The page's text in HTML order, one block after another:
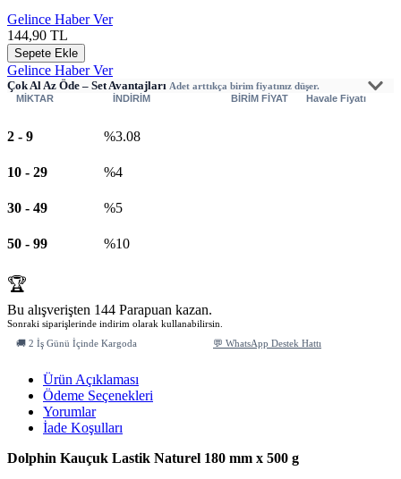
Gelince Haber Ver
144,90 TL
Sepete Ekle
Gelince Haber Ver
Çok Al Az Öde – Set Avantajları Adet arttıkça birim fiyatınız düşer.
MİKTAR
İNDİRİM BİRİM FİYAT Havale Fiyatı
2 - 9 %3.08
10 - 29 %4
30 - 49 %5
50 - 99 %10
🏆
Bu alışverişten 144 Parapuan kazan.
Sonraki siparişlerinde indirim olarak kullanabilirsin.
🚚 2 İş Günü İçinde Kargoda
💬 WhatsApp Destek Hattı
Ürün Açıklaması
Ödeme Seçenekleri
Yorumlar
İade Koşulları
Dolphin Kauçuk Lastik Naturel 180 mm x 500 g